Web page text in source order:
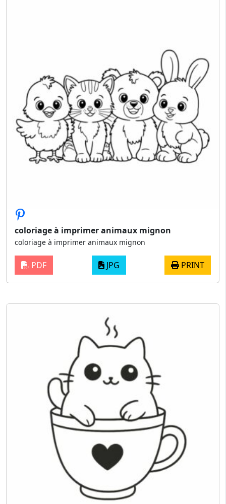
coloriage à imprimer animaux mignon
coloriage à imprimer animaux mignon
PDF JPG PRINT